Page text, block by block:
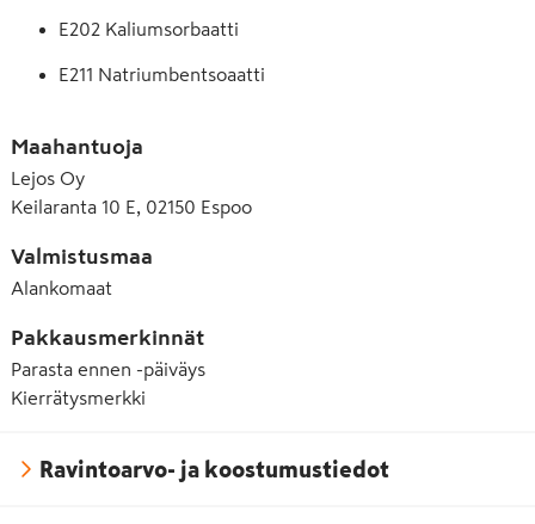
E202 Kaliumsorbaatti
E211 Natriumbentsoaatti
E955 Sukraloosi
Maahantuoja
Lejos Oy
Keilaranta 10 E, 02150 Espoo
Valmistusmaa
Alankomaat
Pakkausmerkinnät
Parasta ennen -päiväys
Kierrätysmerkki
Ravintoarvo- ja koostumustiedot